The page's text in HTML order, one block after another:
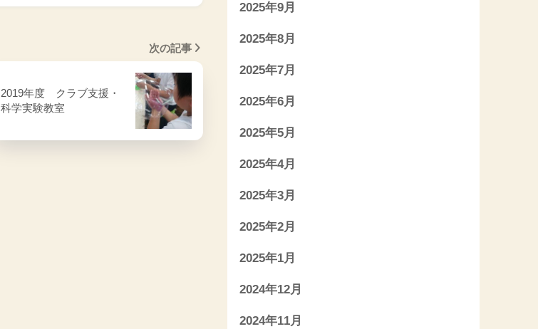
次の記事
2019年度 クラブ支援・
科学実験教室
2025年9月
2025年8月
2025年7月
2025年6月
2025年5月
2025年4月
2025年3月
2025年2月
2025年1月
2024年12月
2024年11月